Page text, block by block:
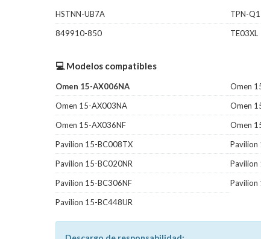
HSTNN-UB7A TPN-
849910-850
TE03XL
💻 Modelos compatibles
Omen 15-AX006NA Omen
Omen 15-AX003NA
Omen
Omen 15-AX036NF
Omen
Pavilion 15-BC008TX
Pavilion
Pavilion 15-BC020NR
Pavilion
Pavilion 15-BC306NF
Pavilion
Pavilion 15-BC448UR